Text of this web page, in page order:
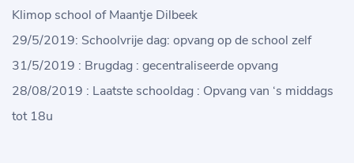
Klimop school of Maantje Dilbeek
29/5/2019: Schoolvrije dag: opvang op de school zelf
31/5/2019 : Brugdag : gecentraliseerde opvang
28/08/2019 : Laatste schooldag : Opvang van ‘s middags
tot 18u